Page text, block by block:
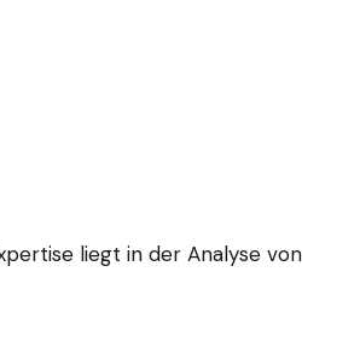
liegt in der Analyse von